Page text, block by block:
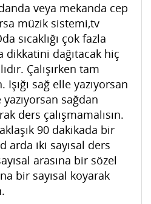
veya mekanda cep
müzik sistemi,tv
sıcaklığı çok fazla
dikkatini dağıtacak hiç
Çalışırken tam
Işığı sağ elle yazıyorsan
sağdan
ders çalışmamalısın.
90 dakikada bir
arda iki sayısal ders
arasına bir sözel
bir sayısal koyarak